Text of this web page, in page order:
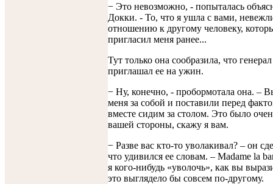
− Это невозможно, - попыталась
Докки. - То, что я ушла с вами,
отношению к другому человеку,
пригласил меня ранее...
Тут только она сообразила, что
приглашал ее на ужин.
− Ну, конечно, - пробормотала она. –
меня за собой и поставили перед
вместе сидим за столом. Это было
вашей стороны, скажу я вам.
− Разве вас кто-то уволакивал? – он
что удивился ее словам. – Madame la
я кого-нибудь «уволочь», как вы
это выглядело бы совсем по-другому.